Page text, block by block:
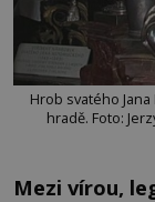
Hrob svatého
hradě. Foto:
Mezi vírou,